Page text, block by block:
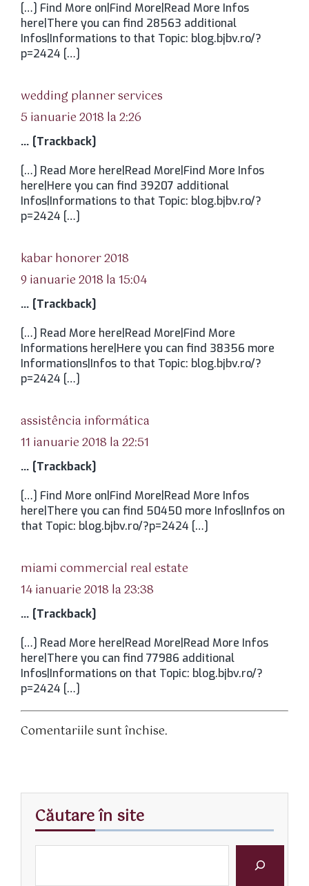
[…] Find More on|Find More|Read More Infos
here|There you can find 28563 additional
Infos|Informations to that Topic: blog.bjbv.ro/?
p=2424 […]
wedding planner services
5 ianuarie 2018 la 2:26
… [Trackback]
[…] Read More here|Read More|Find More Infos
here|Here you can find 39207 additional
Infos|Informations to that Topic: blog.bjbv.ro/?
p=2424 […]
kabar honorer 2018
9 ianuarie 2018 la 15:04
… [Trackback]
[…] Read More here|Read More|Find More
Informations here|Here you can find 38356 more
Informations|Infos to that Topic: blog.bjbv.ro/?
p=2424 […]
assistência informática
11 ianuarie 2018 la 22:51
… [Trackback]
[…] Find More on|Find More|Read More Infos
here|There you can find 50450 more Infos|Infos on
that Topic: blog.bjbv.ro/?p=2424 […]
miami commercial real estate
14 ianuarie 2018 la 23:38
… [Trackback]
[…] Read More here|Read More|Read More Infos
here|There you can find 77986 additional
Infos|Informations on that Topic: blog.bjbv.ro/?
p=2424 […]
Comentariile sunt închise.
Căutare în site